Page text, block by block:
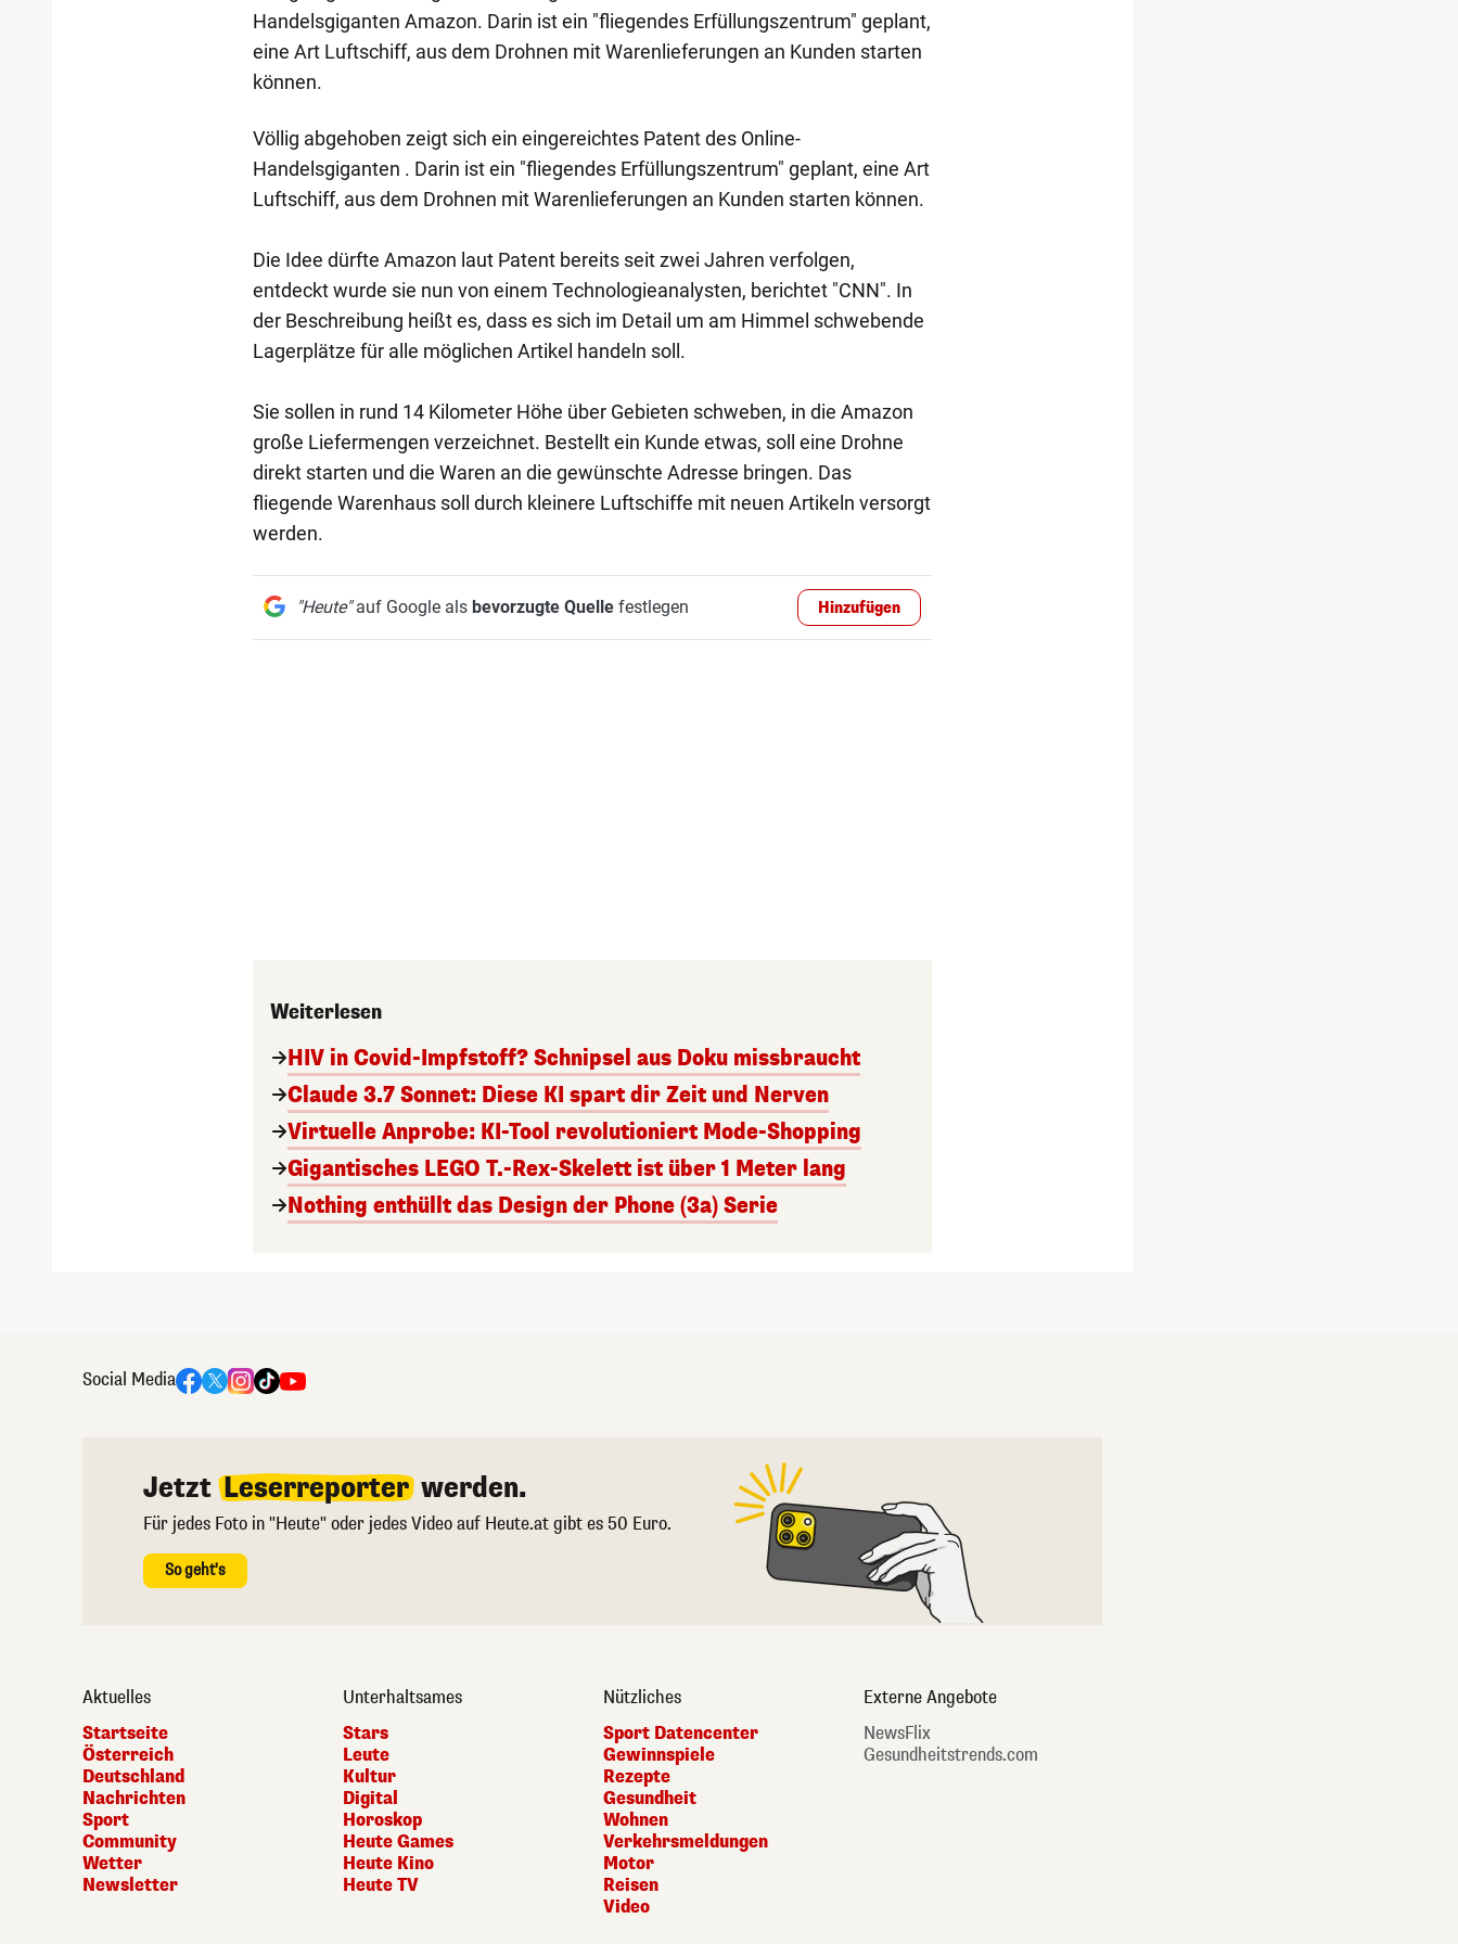
Handelsgiganten Amazon. Darin ist ein "fliegendes Erfüllungszentrum" geplant,
eine Art Luftschiff, aus dem Drohnen mit Warenlieferungen an Kunden starten
können.
Völlig abgehoben zeigt sich ein eingereichtes Patent des Online-
Handelsgiganten . Darin ist ein "fliegendes Erfüllungszentrum" geplant, eine Art
Luftschiff, aus dem Drohnen mit Warenlieferungen an Kunden starten können.
Die Idee dürfte Amazon laut Patent bereits seit zwei Jahren verfolgen,
entdeckt wurde sie nun von einem Technologieanalysten, berichtet "CNN". In
der Beschreibung heißt es, dass es sich im Detail um am Himmel schwebende
Lagerplätze für alle möglichen Artikel handeln soll.
Sie sollen in rund 14 Kilometer Höhe über Gebieten schweben, in die Amazon
große Liefermengen verzeichnet. Bestellt ein Kunde etwas, soll eine Drohne
direkt starten und die Waren an die gewünschte Adresse bringen. Das
fliegende Warenhaus soll durch kleinere Luftschiffe mit neuen Artikeln versorgt
werden.
"Heute"auf Google als bevorzugte Quellefestlegen Hinzufügen
Weiterlesen
HIV in Covid-Impfstoff? Schnipsel aus Doku missbraucht
Claude 3.7 Sonnet: Diese KI spart dir Zeit und Nerven
Virtuelle Anprobe: KI-Tool revolutioniert Mode-Shopping
Gigantisches LEGO T.-Rex-Skelett ist über 1 Meter lang
Nothing enthüllt das Design der Phone (3a) Serie
Social Media
Jetzt Leserreporter werden.
Für jedes Foto in "Heute" oder jedes Video auf Heute.at gibt es 50 Euro.
So geht's
Aktuelles
Startseite
Österreich
Deutschland
Nachrichten
Sport
Community
Wetter
Newsletter
Unterhaltsames
Stars
Leute
Kultur
Digital
Horoskop
Heute Games
Heute Kino
Heute TV
Nützliches
Sport Datencenter
Gewinnspiele
Rezepte
Gesundheit
Wohnen
Verkehrsmeldungen
Motor
Reisen
Video
Externe Angebote
NewsFlix
Gesundheitstrends.com